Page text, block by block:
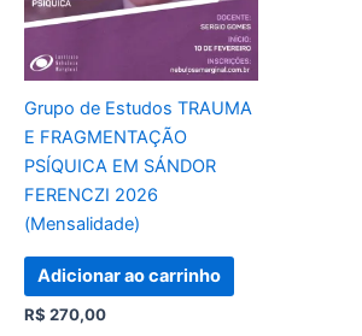
Grupo de Estudos TRAUMA
E FRAGMENTAÇÃO
PSÍQUICA EM SÁNDOR
FERENCZI 2026
(Mensalidade)
Adicionar ao carrinho
R$ 270,00